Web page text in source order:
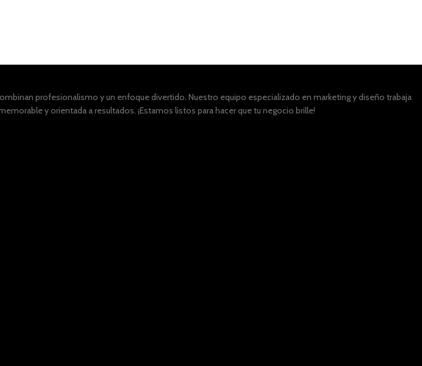
profesionalismo y un enfoque divertido. Nuestro equipo especializado en marketing y diseño trabaja
y orientada a resultados. ¡Estamos listos para hacer que tu negocio brille!